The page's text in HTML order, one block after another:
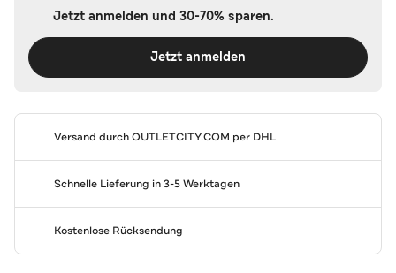
Jetzt anmelden und 30-70% sparen.
Jetzt anmelden
Versand durchOUTLETCITY.COM per DHL
Schnelle Lieferung in 3-5 Werktagen
Kostenlose Rücksendung